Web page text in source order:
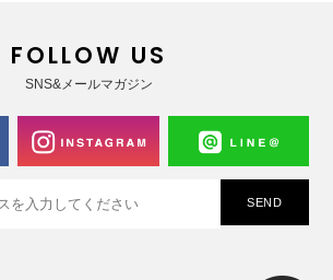
FOLLOW US
SNS&メールマガジン